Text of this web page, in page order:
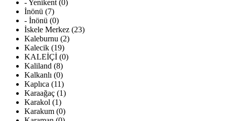
- Yenikent (0)
İnönü (7)
- İnönü (0)
İskele Merkez (23)
Kaleburnu (2)
Kalecik (19)
KALEİÇİ (0)
Kaliland (8)
Kalkanlı (0)
Kaplıca (11)
Karaağaç (1)
Karakol (1)
Karakum (0)